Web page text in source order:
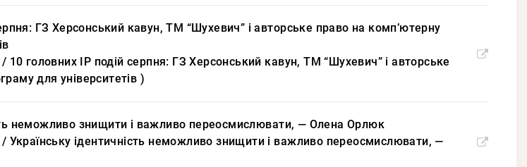
ГЗ Херсонський кавун, ТМ “Шухевич” і авторське право на комп’ютерну
10 головних IP подій серпня: ГЗ Херсонський кавун, ТМ “Шухевич” і авторське
для університетів )
неможливо знищити і важливо переосмислювати, — Олена Орлюк
Українську ідентичність неможливо знищити і важливо переосмислювати, —